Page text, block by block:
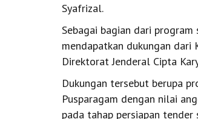
Syafrizal.
Sebagai bagian dari
mendapatkan dukungan dari
Direktorat Jenderal Cipta
Dukungan tersebut berupa
Pusparagam dengan nilai
pada tahap persiapan tender